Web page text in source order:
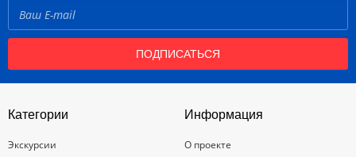
ПОДПИСАТЬСЯ
Категории
Экскурсии
Информация
О проекте